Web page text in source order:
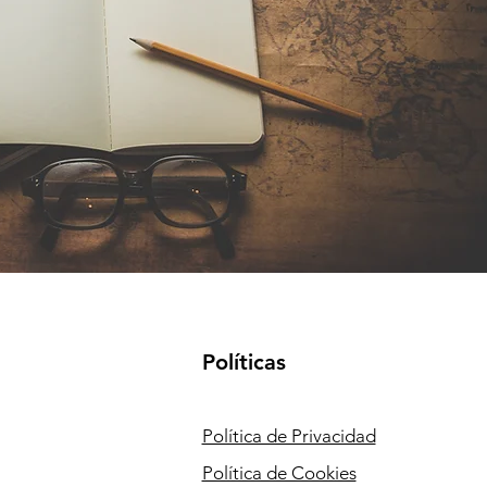
Políticas
Política de Privacidad
Política de Cookies